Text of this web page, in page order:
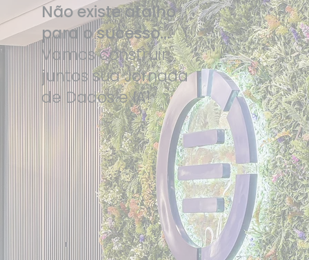
Não existe atalho
para o sucesso...
Vamos construir
juntos sua Jornada
de Dados e IA!